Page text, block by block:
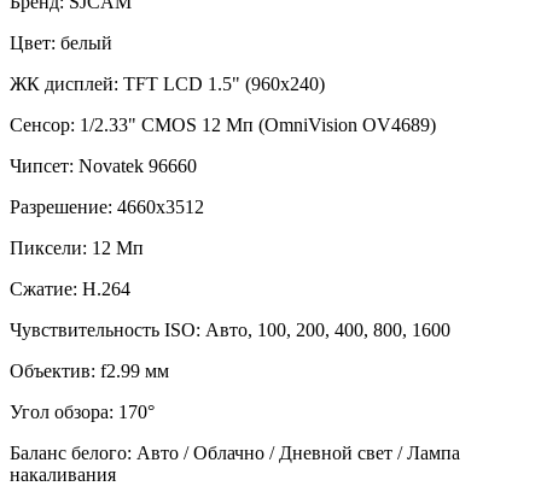
Цвет: белый
ЖК дисплей: TFT LCD 1.5" (960х240)
Сенсор: 1/2.33" CMOS 12 Мп (OmniVision OV4689)
Чипсет: Novatek 96660
Разрешение: 4660х3512
Пиксели: 12 Мп
Сжатие: H.264
Чувствительность ISO: Авто, 100, 200, 400, 800, 1600
Объектив: f2.99 мм
Угол обзора: 170°
Баланс белого: Авто / Облачно / Дневной свет / Лампа
накаливания